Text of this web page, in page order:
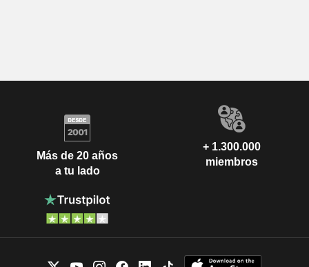
Más de 20 años
a tu lado
+ 1.300.000
miembros